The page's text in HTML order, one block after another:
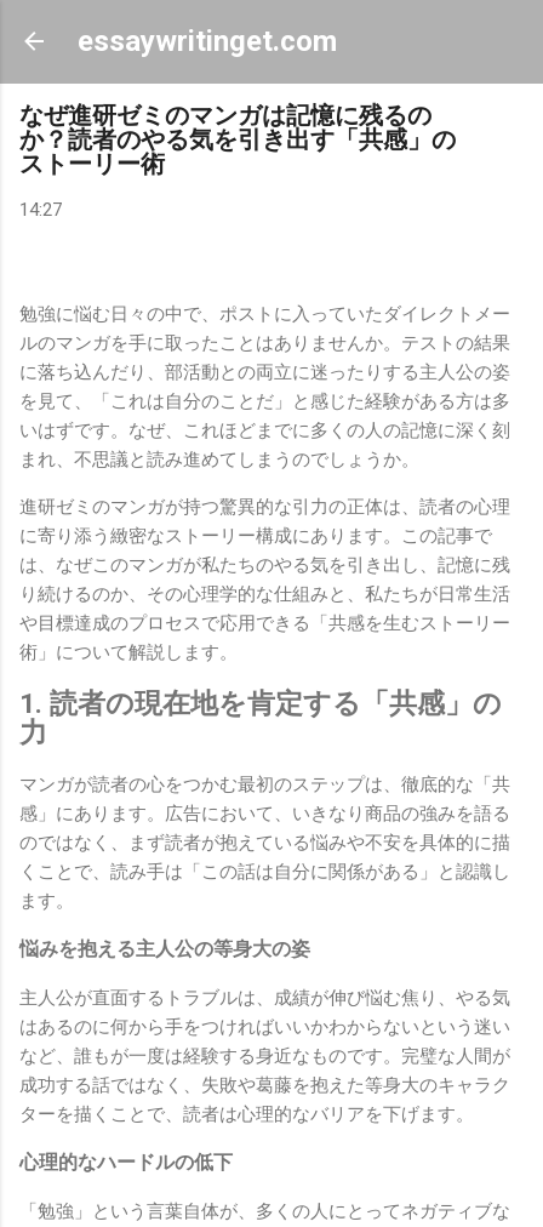
スキップしてメイン コンテンツに移動
essaywritinget.com
なぜ進研ゼミのマンガは記憶に残るの
か？読者のやる気を引き出す「共感」の
ストーリー術
14:27
勉強に悩む日々の中で、ポストに入っていたダイレクトメー
ルのマンガを手に取ったことはありませんか。テストの結果
に落ち込んだり、部活動との両立に迷ったりする主人公の姿
を見て、「これは自分のことだ」と感じた経験がある方は多
いはずです。なぜ、これほどまでに多くの人の記憶に深く刻
まれ、不思議と読み進めてしまうのでしょうか。
進研ゼミのマンガが持つ驚異的な引力の正体は、読者の心理
に寄り添う緻密なストーリー構成にあります。この記事で
は、なぜこのマンガが私たちのやる気を引き出し、記憶に残
り続けるのか、その心理学的な仕組みと、私たちが日常生活
や目標達成のプロセスで応用できる「共感を生むストーリー
術」について解説します。
1. 読者の現在地を肯定する「共感」の
力
マンガが読者の心をつかむ最初のステップは、徹底的な「共
感」にあります。広告において、いきなり商品の強みを語る
のではなく、まず読者が抱えている悩みや不安を具体的に描
くことで、読み手は「この話は自分に関係がある」と認識し
ます。
悩みを抱える主人公の等身大の姿
主人公が直面するトラブルは、成績が伸び悩む焦り、やる気
はあるのに何から手をつければいいかわからないという迷い
など、誰もが一度は経験する身近なものです。完璧な人間が
成功する話ではなく、失敗や葛藤を抱えた等身大のキャラク
ターを描くことで、読者は心理的なバリアを下げます。
心理的なハードルの低下
「勉強」という言葉自体が、多くの人にとってネガティブな